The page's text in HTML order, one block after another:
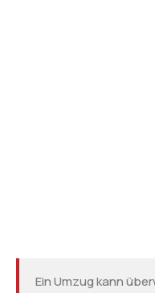
Ein Umzug kann